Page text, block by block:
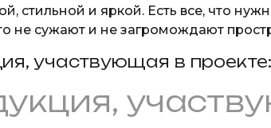
стильной и яркой. Есть все, что
не сужают и не загромождают
участвующая в проекте: